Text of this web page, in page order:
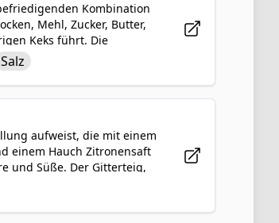
Kombination
Mehl, Zucker, Butter,
Keks führt. Die
und beruhigende
und cremigen Glasur
Sie sie mit einem
Salz
aufweist, die mit einem
einem Hauch Zitronensaft
und Süße. Der Gitterteig,
Schicht hinzu, um die
eine herrliche Leckerei,